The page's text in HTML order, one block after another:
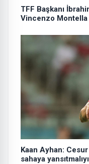
TFF Başkanı
Vincenzo Montella
Kaan Ayhan:
sahaya